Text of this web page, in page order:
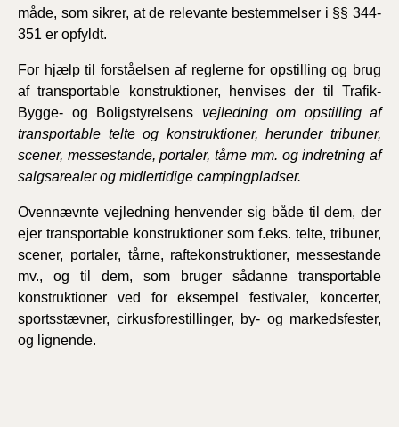
måde, som sikrer, at de relevante bestemmelser i §§ 344-
351 er opfyldt.
For hjælp til forståelsen af reglerne for opstilling og brug
af transportable konstruktioner, henvises der til Trafik-
Bygge- og Boligstyrelsens vejledning om opstilling af
transportable telte og konstruktioner, herunder tribuner,
scener, messestande, portaler, tårne mm. og indretning af
salgsarealer og midlertidige campingpladser.
Ovennævnte vejledning henvender sig både til dem, der
ejer transportable konstruktioner som f.eks. telte, tribuner,
scener, portaler, tårne, raftekonstruktioner, messestande
mv., og til dem, som bruger sådanne transportable
konstruktioner ved for eksempel festivaler, koncerter,
sportsstævner, cirkusforestillinger, by- og markedsfester,
og lignende.